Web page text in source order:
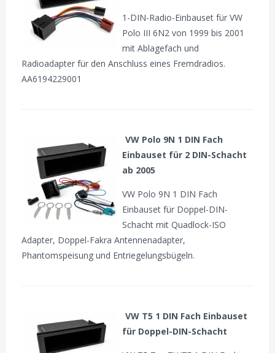
1-DIN-Radio-Einbauset für VW
Polo III 6N2 von 1999 bis 2001
mit Ablagefach und
Radioadapter für den Anschluss eines Fremdradios.
AA6194229001
VW Polo 9N 1 DIN Fach
Einbauset für 2 DIN-Schacht
ab 2005
VW Polo 9N 1 DIN Fach
Einbauset für Doppel-DIN-
Schacht mit Quadlock-ISO
Adapter, Doppel-Fakra Antennenadapter,
Phantomspeisung und Entriegelungsbügeln.
VW T5 1 DIN Fach Einbauset
für Doppel-DIN-Schacht